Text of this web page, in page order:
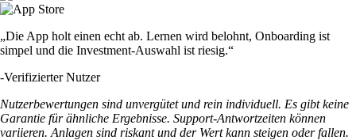
„Die App holt einen echt ab. Lernen wird belohnt, Onboarding ist
simpel und die Investment-Auswahl ist riesig.“
-Verifizierter Nutzer
Nutzerbewertungen sind unvergütet und rein individuell. Es gibt keine
Garantie für ähnliche Ergebnisse. Support-Antwortzeiten können
variieren. Anlagen sind riskant und der Wert kann steigen oder fallen.